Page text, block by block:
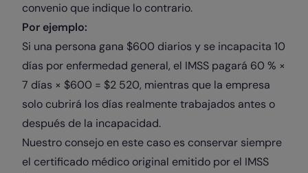
convenio que indique lo contrario.
Por ejemplo:
Si una persona gana $600 diarios y se incapacita 10
días por enfermedad general, el IMSS pagará 60 % ×
7 días × $600 = $2 520, mientras que la empresa
solo cubrirá los días realmente trabajados antes o
después de la incapacidad.
Nuestro consejo en este caso es conservar siempre
el certificado médico original emitido por el IMSS